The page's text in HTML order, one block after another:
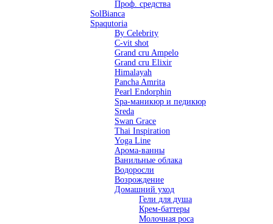
Проф. средства
SolBianca
Spaqutoria
By Celebrity
C-vit shot
Grand cru Ampelo
Grand сru Elixir
Himalayah
Pancha Amrita
Pearl Endorphin
Spa-маникюр и педикюр
Sreda
Swan Grace
Thai Inspiration
Yoga Line
Арома-ванны
Ванильные облака
Водоросли
Возрождение
Домашний уход
Гели для душа
Крем-баттеры
Молочная роса